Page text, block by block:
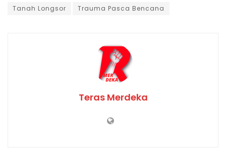
Tanah Longsor
Trauma Pasca Bencana
Teras Merdeka